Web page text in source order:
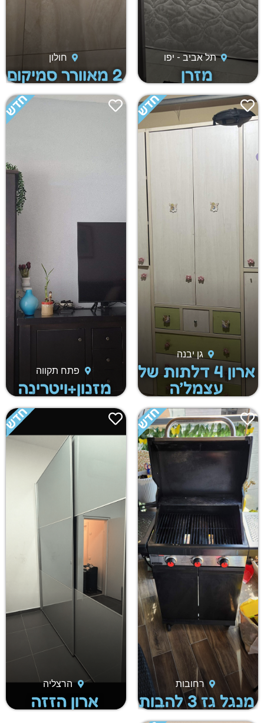
תל אביב - יפו
מזרן
חולון
2 מאוורר סמיקום
גן יבנה
ארון 4 דלתות של
עצמל׳ה
פתח תקווה
מזנון+ויטרינה
רחובות
מנגל גז 3 להבות
הרצליה
ארון הזזה